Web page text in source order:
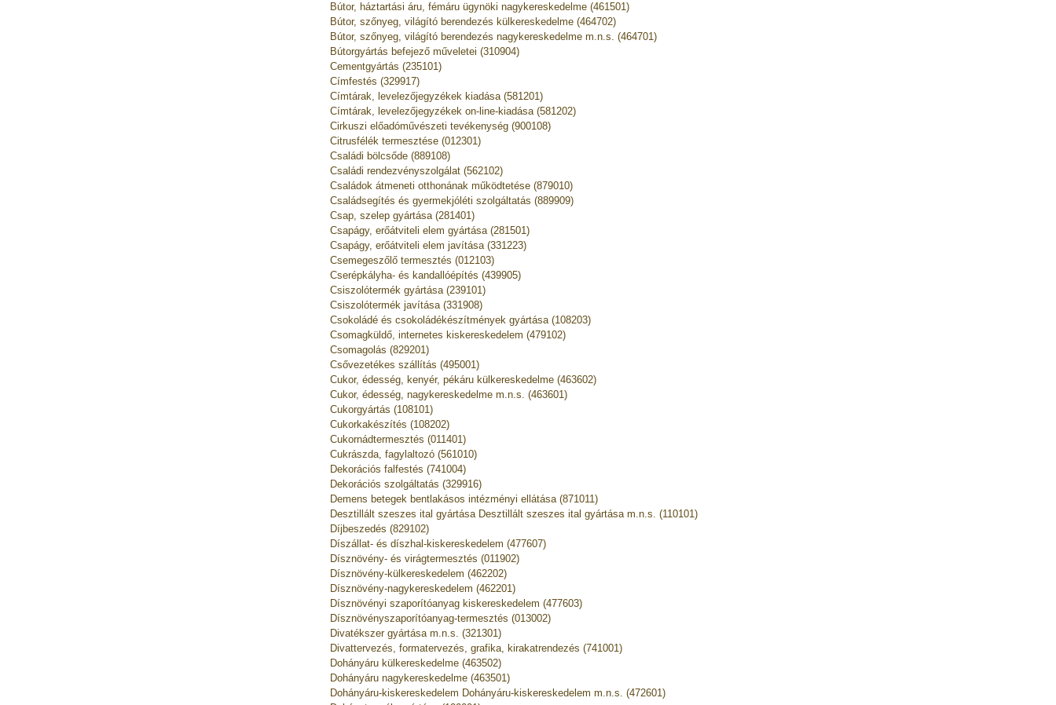
Bútor, háztartási áru, fémáru ügynöki nagykereskedelme (461501)
Bútor, szőnyeg, világító berendezés külkereskedelme (464702)
Bútor, szőnyeg, világító berendezés nagykereskedelme m.n.s. (464701)
Bútorgyártás befejező műveletei (310904)
Cementgyártás (235101)
Címfestés (329917)
Címtárak, levelezőjegyzékek kiadása (581201)
Címtárak, levelezőjegyzékek on-line-kiadása (581202)
Cirkuszi előadóművészeti tevékenység (900108)
Citrusfélék termesztése (012301)
Családi bölcsőde (889108)
Családi rendezvényszolgálat (562102)
Családok átmeneti otthonának működtetése (879010)
Családsegítés és gyermekjóléti szolgáltatás (889909)
Csap, szelep gyártása (281401)
Csapágy, erőátviteli elem gyártása (281501)
Csapágy, erőátviteli elem javítása (331223)
Csemegeszőlő termesztés (012103)
Cserépkályha- és kandallóépítés (439905)
Csiszolótermék gyártása (239101)
Csiszolótermék javítása (331908)
Csokoládé és csokoládékészítmények gyártása (108203)
Csomagküldő, internetes kiskereskedelem (479102)
Csomagolás (829201)
Csővezetékes szállítás (495001)
Cukor, édesség, kenyér, pékáru külkereskedelme (463602)
Cukor, édesség, nagykereskedelme m.n.s. (463601)
Cukorgyártás (108101)
Cukorkakészítés (108202)
Cukornádtermesztés (011401)
Cukrászda, fagylaltozó (561010)
Dekorációs falfestés (741004)
Dekorációs szolgáltatás (329916)
Demens betegek bentlakásos intézményi ellátása (871011)
Desztillált szeszes ital gyártása Desztillált szeszes ital gyártása m.n.s. (110101)
Díjbeszedés (829102)
Díszállat- és díszhal-kiskereskedelem (477607)
Dísznövény- és virágtermesztés (011902)
Dísznövény-külkereskedelem (462202)
Dísznövény-nagykereskedelem (462201)
Dísznövényi szaporítóanyag kiskereskedelem (477603)
Dísznövényszaporítóanyag-termesztés (013002)
Divatékszer gyártása m.n.s. (321301)
Divattervezés, formatervezés, grafika, kirakatrendezés (741001)
Dohányáru külkereskedelme (463502)
Dohányáru nagykereskedelme (463501)
Dohányáru-kiskereskedelem Dohányáru-kiskereskedelem m.n.s. (472601)